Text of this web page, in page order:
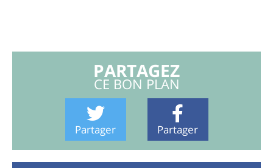
PARTAGEZ
CE BON PLAN
Partager Partager